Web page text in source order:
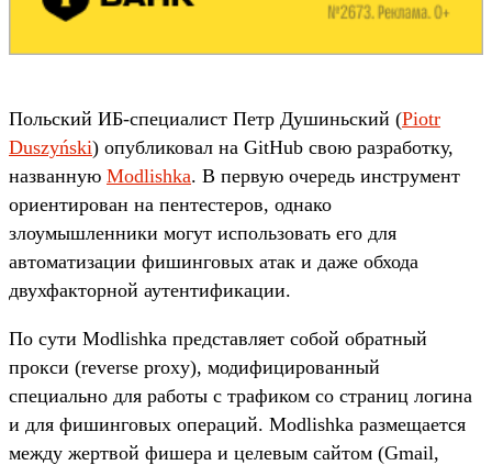
Польский ИБ-специалист Петр Душиньский (Piotr
Duszyński) опубликовал на GitHub свою разработку,
названную Modlishka. В первую очередь инструмент
ориентирован на пентестеров, однако
злоумышленники могут использовать его для
автоматизации фишинговых атак и даже обхода
двухфакторной аутентификации.
По сути Modlishka представляет собой обратный
прокси (reverse proxy), модифицированный
специально для работы с трафиком со страниц логина
и для фишинговых операций. Modlishka размещается
между жертвой фишера и целевым сайтом (Gmail,